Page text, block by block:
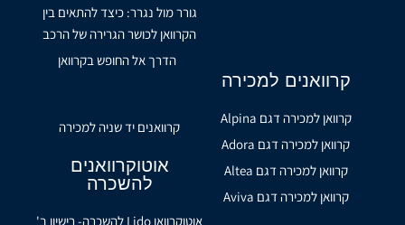
גורר מול נגרר: כיצד להתאים בין
הקרוואן לכושר הגרירה של הרכב
הדרך אל החופש בקרוואן
קרוואנים למכירה
קרוואן למכירה דגם Alpina
קרוואן למכירה דגם Adora
קרוואן למכירה דגם Altea
קרוואן למכירה דגם Aviva
קרוואנים יד שניה למכירה
אוטוקרוואנים
להשכרה
אוטוקרוואן Lido להשכרה- רישיון ב'